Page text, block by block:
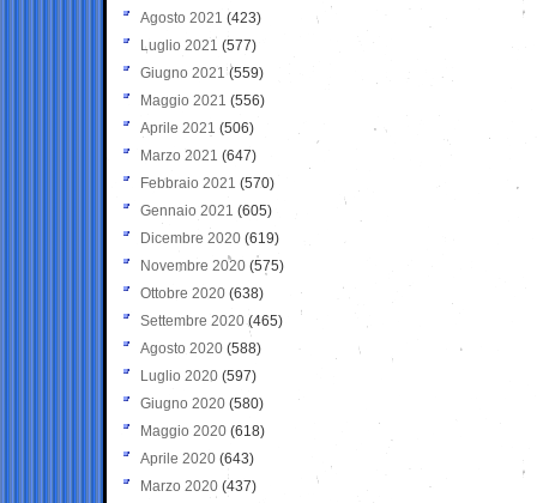
Agosto 2021 (423)
Luglio 2021 (577)
Giugno 2021(559)
Maggio 2021 (556)
Aprile 2021 (506)
Marzo 2021 (647)
Febbraio 2021 (570)
Gennaio 2021 (605)
Dicembre 2020 (619)
Novembre 2020 (575)
Ottobre 2020 (638)
Settembre 2020(465)
Agosto 2020 (588)
Luglio 2020 (597)
Giugno 2020 (580)
Maggio 2020 (618)
Aprile 2020 (643)
Marzo 2020 (437)